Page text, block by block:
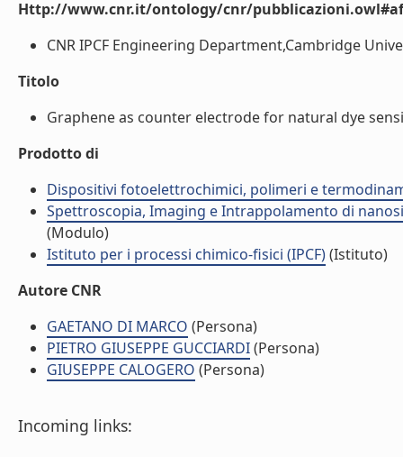
Http://www.cnr.it/ontology/cnr/
CNR IPCF Engineering Department,Cambridge
Titolo
Graphene as counter electrode for natural dye
Prodotto di
Dispositivi fotoelettrochimici, polimeri e
Spettroscopia, Imaging e Intrappolamento di
(Modulo)
Istituto per i processi chimico-fisici (IPCF)(Istituto)
Autore CNR
GAETANO DI MARCO (Persona)
PIETRO GIUSEPPE GUCCIARDI(Persona)
GIUSEPPE CALOGERO (Persona)
Incoming links: